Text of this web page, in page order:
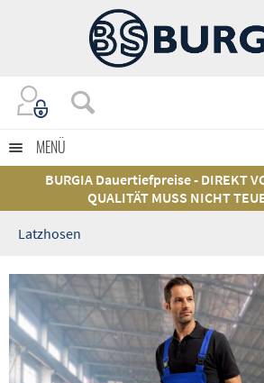
MENÜ
BURGIA Dauertiefpreise - DIREKT
QUALITÄT MUSS NICHT
Latzhosen